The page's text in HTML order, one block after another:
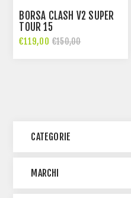
BORSA CLASH V2 SUPER
TOUR 15
€119,00 €150,00
CATEGORIE
MARCHI